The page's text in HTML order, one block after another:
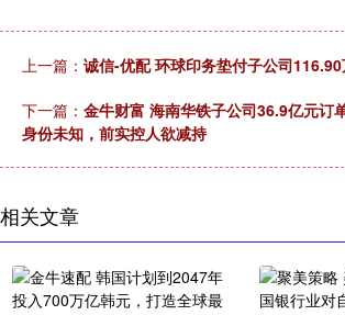
上一篇： 诚信-优配 环球印务垫付子公司
下一篇： 金牛财富 海南华铁子公司36.9亿元订
身份未知，前实控人欲减持
相关文章